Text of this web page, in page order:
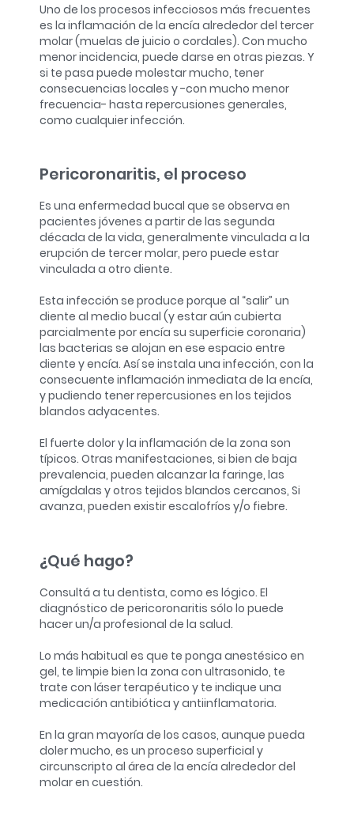
Uno de los procesos infecciosos más frecuentes
es la inflamación de la encía alrededor del tercer
molar (muelas de juicio o cordales). Con mucho
menor incidencia, puede darse en otras piezas. Y
si te pasa puede molestar mucho, tener
consecuencias locales y -con mucho menor
frecuencia- hasta repercusiones generales,
como cualquier infección.
Pericoronaritis, el proceso
Es una enfermedad bucal que se observa en
pacientes jóvenes a partir de las segunda
década de la vida, generalmente vinculada a la
erupción de tercer molar, pero puede estar
vinculada a otro diente.
Esta infección se produce porque al “salir” un
diente al medio bucal (y estar aún cubierta
parcialmente por encía su superficie coronaria)
las bacterias se alojan en ese espacio entre
diente y encía. Así se instala una infección, con la
consecuente inflamación inmediata de la encía,
y pudiendo tener repercusiones en los tejidos
blandos adyacentes.
El fuerte dolor y la inflamación de la zona son
típicos. Otras manifestaciones, si bien de baja
prevalencia, pueden alcanzar la faringe, las
amígdalas y otros tejidos blandos cercanos, Si
avanza, pueden existir escalofríos y/o fiebre.
¿Qué hago?
Consultá a tu dentista, como es lógico. El
diagnóstico de pericoronaritis sólo lo puede
hacer un/a profesional de la salud.
Lo más habitual es que te ponga anestésico en
gel, te limpie bien la zona con ultrasonido, te
trate con láser terapéutico y te indique una
medicación antibiótica y antiinflamatoria.
En la gran mayoría de los casos, aunque pueda
doler mucho, es un proceso superficial y
circunscripto al área de la encía alrededor del
molar en cuestión.